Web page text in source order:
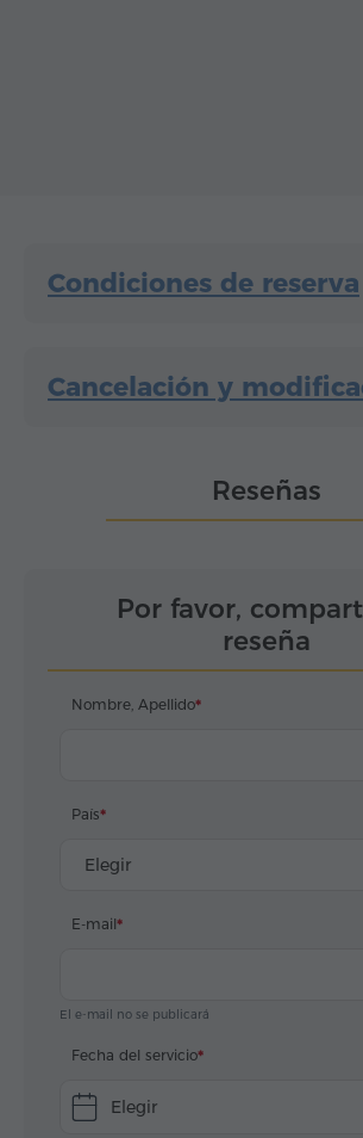
Condiciones de reserva
Cancelación y
Reseñas
Por favor,
reseña
Nombre, Apellido
País
Elegir
E-mail
El e-mail no se publicará
Fecha del servicio
Elegir